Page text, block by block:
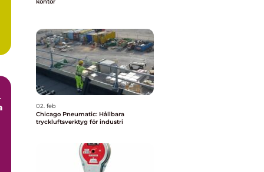
02. feb
Chicago Pneumatic: Hållbara
tryckluftsverktyg för industri